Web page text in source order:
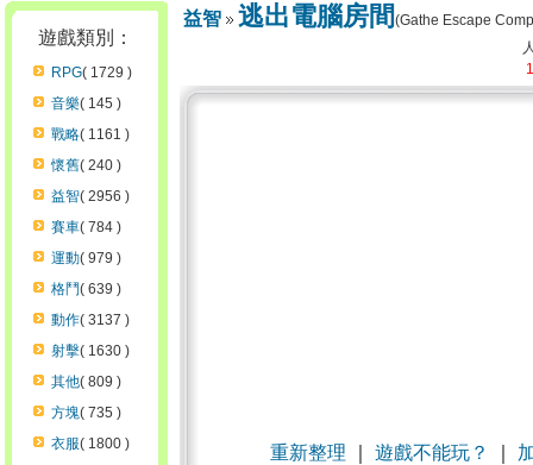
遊戲類別：
RPG( 1729 )
音樂( 145 )
戰略( 1161 )
懷舊( 240 )
益智( 2956 )
賽車( 784 )
運動( 979 )
格鬥( 639 )
動作( 3137 )
射擊( 1630 )
其他( 809 )
方塊( 735 )
衣服( 1800 )
益智 逃出電腦房間 (Gathe Escape
重新整理 ｜遊戲不能玩？